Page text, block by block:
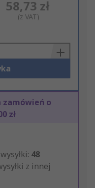
58,73 zł
(z VAT)
zamówień o
zł
48
z innej